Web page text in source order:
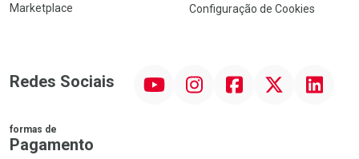
Marketplace
Configuração de Cookies
Redes Sociais InstagramFacebook Linkedin
formas de
Pagamento